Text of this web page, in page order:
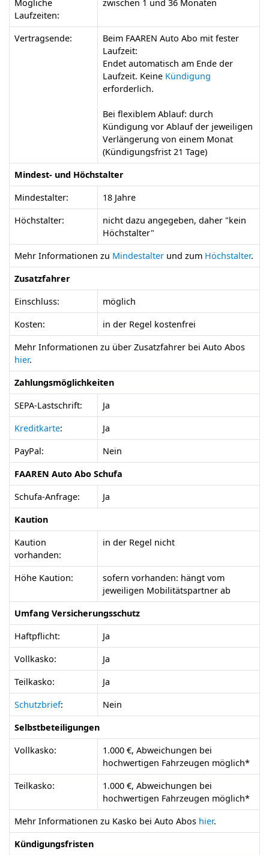
Mögliche
Laufzeiten:
zwischen 1 und 36 Monaten
Vertragsende:
Beim FAAREN Auto Abo mit fester
Laufzeit:
Endet automatisch am Ende der
Laufzeit. Keine Kündigung
erforderlich.
Bei flexiblem Ablauf: durch
Kündigung vor Ablauf der jeweiligen
Verlängerung von einem Monat
(Kündigungsfrist 21 Tage)
Mindest- und Höchstalter
Mindestalter:
18 Jahre
Höchstalter:
nicht dazu angegeben, daher "kein
Höchstalter"
Mehr Informationen zu Mindestalter und zum Höchstalter.
Zusatzfahrer
Einschluss:
möglich
Kosten:
in der Regel kostenfrei
Mehr Informationen zu über Zusatzfahrer bei Auto Abos
hier.
Zahlungsmöglichkeiten
SEPA-Lastschrift:
Ja
Kreditkarte:
Ja
PayPal:
Nein
FAAREN Auto Abo Schufa
Schufa-Anfrage:
Ja
Kaution
Kaution
vorhanden:
in der Regel nicht
Höhe Kaution:
sofern vorhanden: hängt vom
jeweiligen Mobilitätspartner ab
Umfang Versicherungsschutz
Haftpflicht:
Ja
Vollkasko:
Ja
Teilkasko:
Ja
Schutzbrief:
Nein
Selbstbeteiligungen
Vollkasko:
1.000 €, Abweichungen bei
hochwertigen Fahrzeugen möglich*
Teilkasko:
1.000 €, Abweichungen bei
hochwertigen Fahrzeugen möglich*
Mehr Informationen zu Kasko bei Auto Abos hier.
Kündigungsfristen